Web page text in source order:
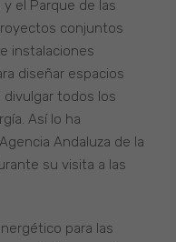
y el Parque de las
conjuntos
instalaciones
diseñar espacios
todos los
Así lo ha
Andaluza de la
su visita a las
para las